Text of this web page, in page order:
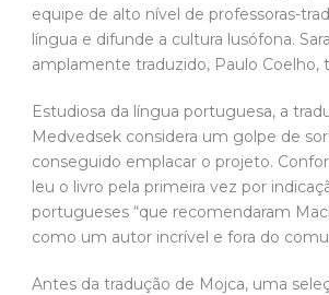
equipe de alto nível de professoras-
língua e difunde a cultura lusófona.
amplamente traduzido, Paulo Coelho,
Estudiosa da língua portuguesa, a
Medvedsek considera um golpe de
conseguido emplacar o projeto.
leu o livro pela primeira vez por
portugueses “que recomendaram
como um autor incrível e fora do
Antes da tradução de Mojca, uma